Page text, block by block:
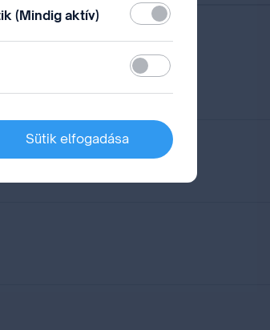
Genfben
(Mindig aktív) Kötelező
Statisztikai
Sütik elfogadása